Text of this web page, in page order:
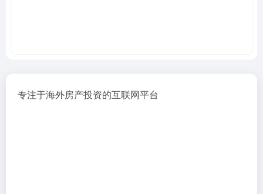
专注于海外房产投资的互联网平台